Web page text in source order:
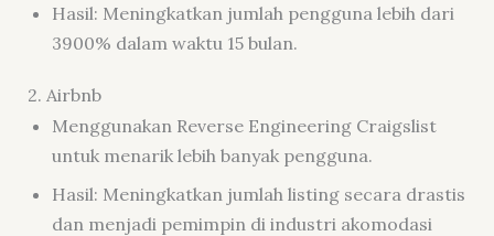
Hasil: Meningkatkan jumlah pengguna lebih dari
3900% dalam waktu 15 bulan.
2. Airbnb
Menggunakan Reverse Engineering Craigslist
untuk menarik lebih banyak pengguna.
Hasil: Meningkatkan jumlah listing secara drastis
dan menjadi pemimpin di industri akomodasi